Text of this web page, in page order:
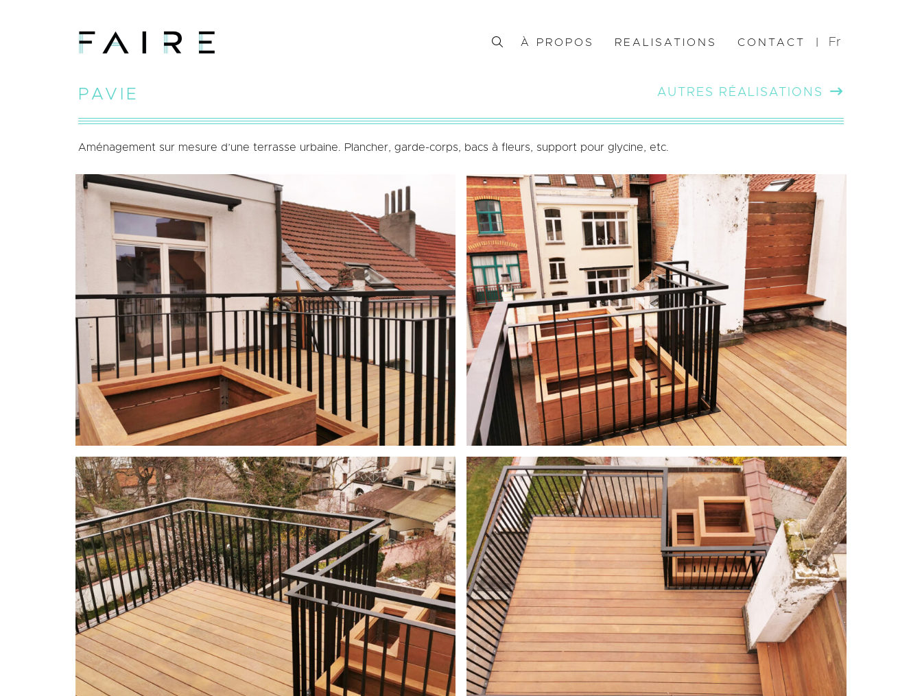
À PROPOS REALISATIONS CONTACT Fr
PAVIE AUTRES RÉALISATIONS
Aménagement sur mesure d’une terrasse urbaine. Plancher, garde-corps, bacs à fleurs, support pour glycine, etc.